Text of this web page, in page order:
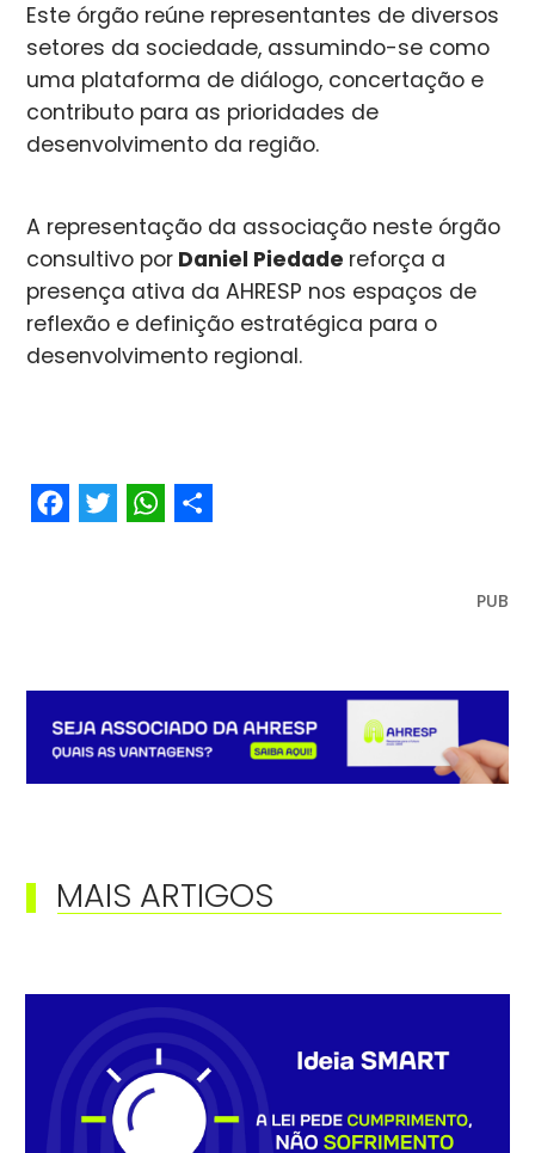
Este órgão reúne representantes de diversos
setores da sociedade, assumindo-se como
uma plataforma de diálogo, concertação e
contributo para as prioridades de
desenvolvimento da região.
A representação da associação neste órgão
consultivo por Daniel Piedade reforça a
presença ativa da AHRESP nos espaços de
reflexão e definição estratégica para o
desenvolvimento regional.
Facebook
TwitterWhatsApp
PUB
MAIS ARTIGOS